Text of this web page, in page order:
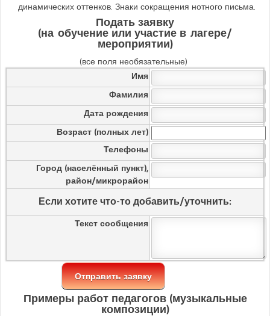
динамических оттенков. Знаки сокращения нотного письма.
Подать заявку
(на обучение или участие в лагере/
мероприятии)
(все поля необязательные)
Имя
Фамилия
Дата рождения
Возраст (полных лет)
Телефоны
Город (населённый пункт),
район/микрорайон
Если хотите что-то добавить/уточнить:
Текст сообщения
Примеры работ педагогов (музыкальные
композиции)